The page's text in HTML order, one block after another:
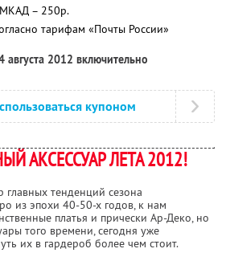
МКАД – 250р.
тарифам «Почты России»
августа 2012 включительно
купоном
АКСЕССУАР ЛЕТА 2012!
тенденций сезона
из эпохи 40-50-х годов, к нам
платья и прически Ар-Деко, но
того времени, сегодня уже
их в гардероб более чем стоит.